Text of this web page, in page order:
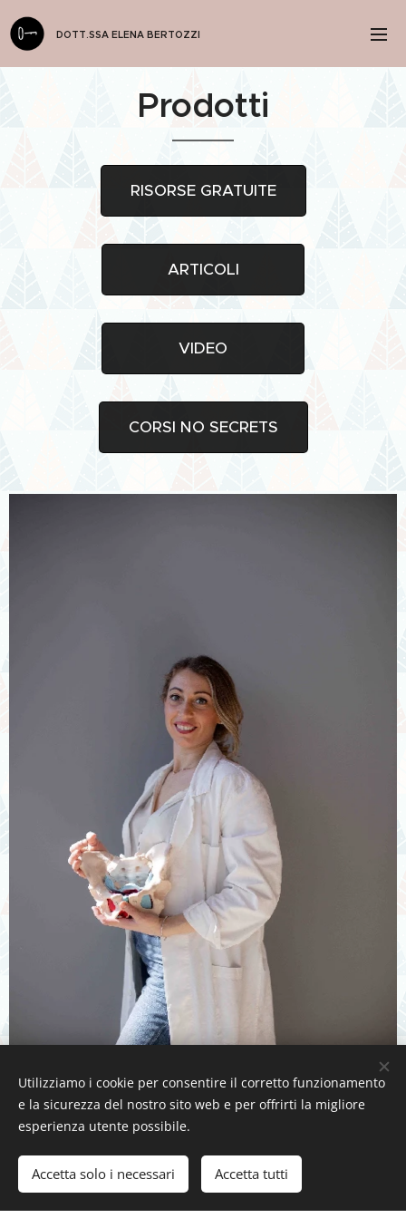
DOTT.SSA ELENA BERTOZZI
Prodotti
RISORSE GRATUITE
ARTICOLI
VIDEO
CORSI NO SECRETS
Webnode Cookies
Crea il tuo sito web gratis! Inizia
Utilizziamo i cookie per consentire il corretto funzionamento
e la sicurezza del nostro sito web e per offrirti la migliore
esperienza utente possibile.
Accetta solo i necessari Accetta tutti